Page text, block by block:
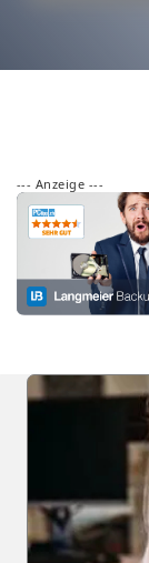
--- Anzeige ---